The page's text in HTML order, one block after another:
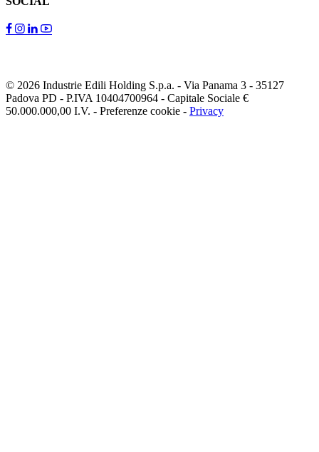
© 2026 Industrie Edili Holding S.p.a. - Via Panama 3 - 35127
Padova PD - P.IVA 10404700964 - Capitale Sociale €
50.000.000,00 I.V. - Preferenze cookie - Privacy